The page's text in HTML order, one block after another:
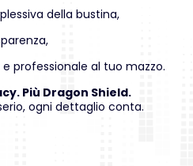
della bustina,
professionale al tuo mazzo.
Più Dragon Shield.
ogni dettaglio conta.